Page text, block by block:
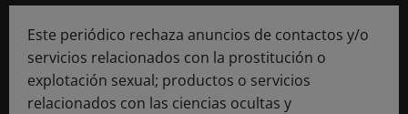
Este periódico rechaza anuncios de contactos y/o
servicios relacionados con la prostitución o
explotación sexual; productos o servicios
relacionados con las ciencias ocultas y